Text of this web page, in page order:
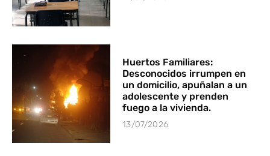
Huertos Familiares:
Desconocidos irrumpen en
un domicilio, apuñalan a un
adolescente y prenden
fuego a la vivienda.
13/07/2026